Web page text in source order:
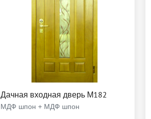
Дачная входная дверь М182
МДФ шпон + МДФ шпон